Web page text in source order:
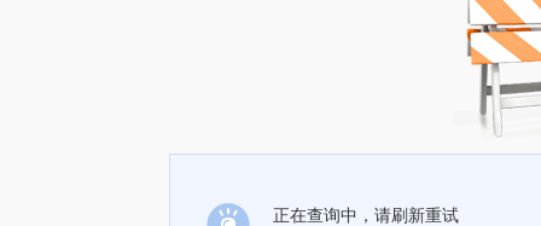
正在查询中，请刷新重试